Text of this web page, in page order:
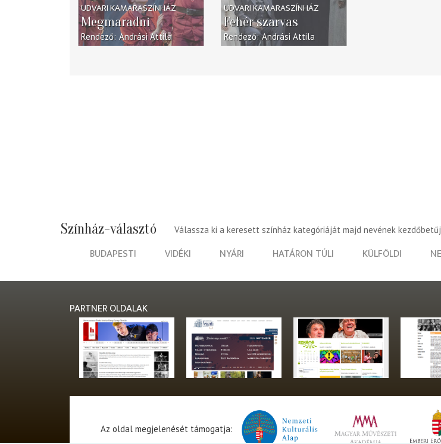
UDVARI KAMARASZÍNHÁZ
Megmaradni
Rendező Andrási Attila
UDVARI KAMARASZÍNHÁZ
Fehér szarvas
Rendező Andrási Attila
Színház-választó Válassza ki a keresett színház kategóriáját majd nevének
BUDAPESTI VIDÉKI NYÁRI HATÁRON TÚLI KÜLFÖLDI
PARTNER OLDALAK
Az oldal megjelenését támogatja: